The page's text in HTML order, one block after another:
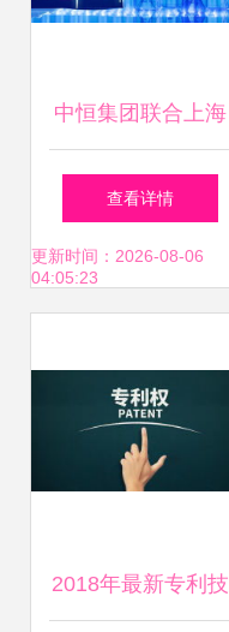
中恒集团联合上海
中医药大学 30亿级
血栓通药物开启二
征程
查看详情
更新时间：2026-08-06
04:05:23
2018年最新专利技